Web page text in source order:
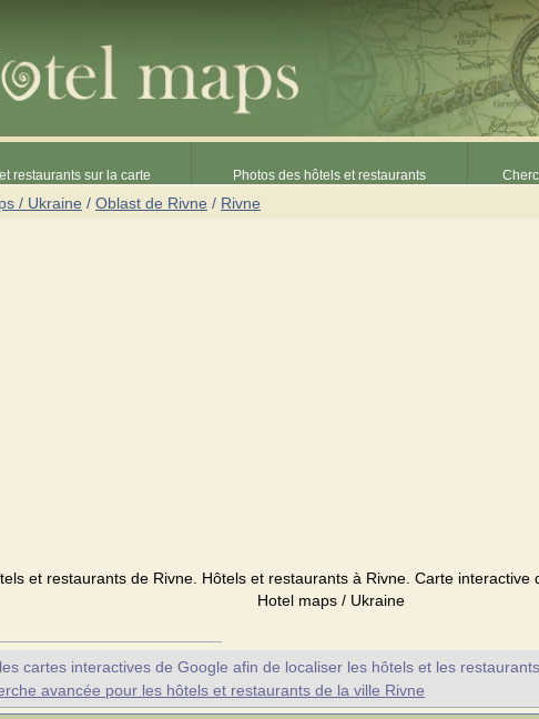
restaurants sur la carte Photos des hôtels et restaurants
/ Ukraine / Oblast de Rivne / Rivne
et restaurants de Rivne. Hôtels et restaurants à Rivne. Carte interactive
Hotel maps / Ukraine
cartes interactives de Google afin de localiser les hôtels et les
avancée pour les hôtels et restaurants de la ville Rivne